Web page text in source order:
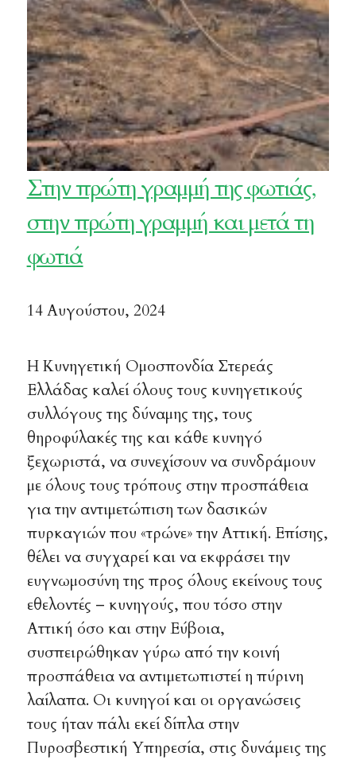
Στην πρώτη γραμμή της φωτιάς,
στην πρώτη γραμμή και μετά τη
φωτιά
14 Αυγούστου, 2024
Η Κυνηγετική Ομοσπονδία Στερεάς
Ελλάδας καλεί όλους τους κυνηγετικούς
συλλόγους της δύναμης της, τους
θηροφύλακές της και κάθε κυνηγό
ξεχωριστά, να συνεχίσουν να συνδράμουν
με όλους τους τρόπους στην προσπάθεια
για την αντιμετώπιση των δασικών
πυρκαγιών που «τρώνε» την Αττική. Επίσης,
θέλει να συγχαρεί και να εκφράσει την
ευγνωμοσύνη της προς όλους εκείνους τους
εθελοντές – κυνηγούς, που τόσο στην
Αττική όσο και στην Εύβοια,
συσπειρώθηκαν γύρω από την κοινή
προσπάθεια να αντιμετωπιστεί η πύρινη
λαίλαπα. Οι κυνηγοί και οι οργανώσεις
τους ήταν πάλι εκεί δίπλα στην
Πυροσβεστική Υπηρεσία, στις δυνάμεις της